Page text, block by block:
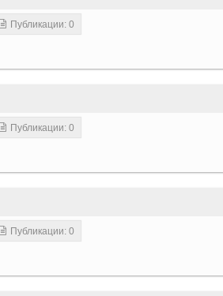
Публикации: 0
Публикации: 0
Публикации: 0